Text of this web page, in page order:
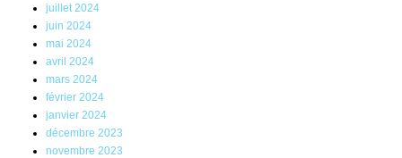
juillet 2024
juin 2024
mai 2024
avril 2024
mars 2024
février 2024
janvier 2024
décembre 2023
novembre 2023